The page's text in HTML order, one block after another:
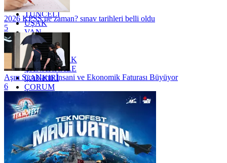
TRABZON
TUNCELİ
UŞAK
VAN
YALOVA
YOZGAT
ZONGULDAK
ÇANAKKALE
ÇANKIRI
ÇORUM
İSTANBUL
İZMİR
ŞANLIURFA
ŞIRNAK
2026 KPSS ne zaman? sınav tarihleri belli oldu
5
Aşırı Sıcakların İnsani ve Ekonomik Faturası Büyüyor
6